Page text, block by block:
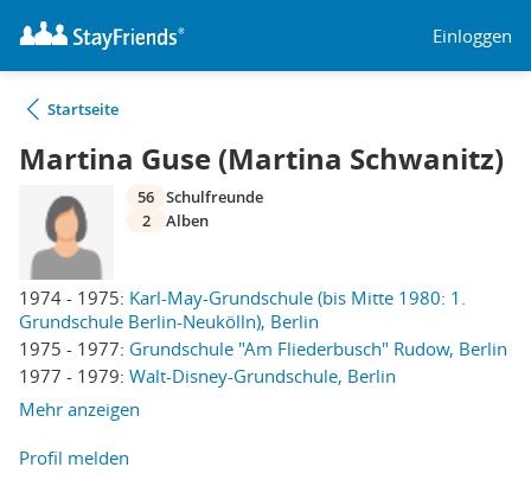
Einloggen
Startseite
Martina Guse (Martina Schwanitz)
1974 - 1975: Karl-May-Grundschule (bis Mitte 1980: 1.
Grundschule Berlin-Neukölln), Berlin
1975 - 1977: Grundschule "Am Fliederbusch" Rudow, Berlin
1977 - 1979: Walt-Disney-Grundschule, Berlin
Mehr anzeigen
56 Schulfreunde
2
Alben
Profil melden